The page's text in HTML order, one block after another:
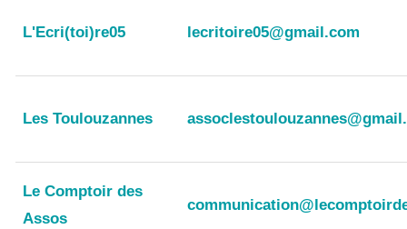
L'Ecri(toi)re05 lecritoire05@gmail.com
Les Toulouzannes
Le Comptoir des
Assos